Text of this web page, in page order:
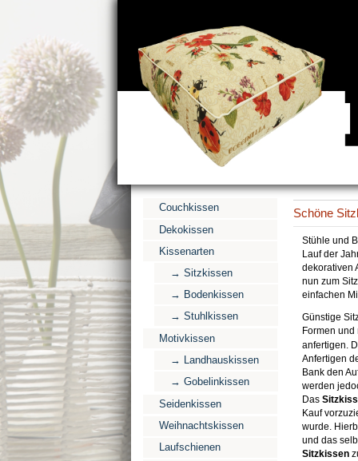
Couchkissen
Dekokissen
Kissenarten
→ Sitzkissen
→ Bodenkissen
→ Stuhlkissen
Motivkissen
→ Landhauskissen
→ Gobelinkissen
Seidenkissen
Weihnachtskissen
Laufschienen
Schöne
Stühle und
Lauf der
dekorativen
nun zum
einfachen
Günstige
Formen
anfertigen.
Anfertigen
Bank den
werden
Das
Kauf
wurde.
und das
Sitzkissen